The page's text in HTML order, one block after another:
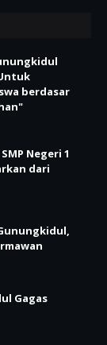
berdasar
Negeri 1
dari
Gagas